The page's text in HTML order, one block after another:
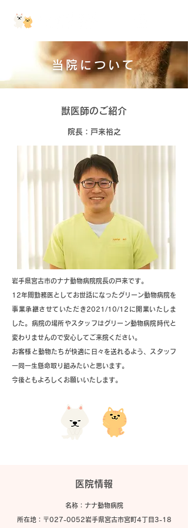
当院について
獣医師のご紹介
院長：戸来裕之
岩手県宮古市のナナ動物病院院長の戸来です。
12年間勤務医としてお世話になったグリーン動物病院を
事業承継させていただき2021/10/12に開業いたしま
した。病院の場所やスタッフはグリーン動物病院時代と
変わりませんので安心してご来院ください。
お客様と動物たちが快適に日々を送れるよう、スタッフ
一同一生懸命取り組みたいと思います。
今後ともよろしくお願いいたします。
医院情報
​名称：ナナ動物病院
所在地：〒027-0052岩手県宮古市宮町4丁目3-18